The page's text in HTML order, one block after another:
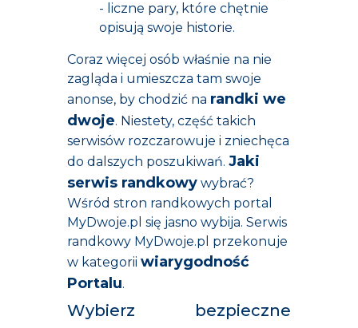
- liczne pary, które chętnie
opisują swoje historie.
Coraz więcej osób właśnie na nie
zagląda i umieszcza tam swoje
anonse, by chodzić na randki we
dwoje. Niestety, część takich
serwisów rozczarowuje i zniechęca
do dalszych poszukiwań. Jaki
serwis randkowy wybrać?
Wśród stron randkowych portal
MyDwoje.pl się jasno wybija. Serwis
randkowy MyDwoje.pl przekonuje
w kategorii wiarygodność
Portalu.
Wybierz bezpieczne